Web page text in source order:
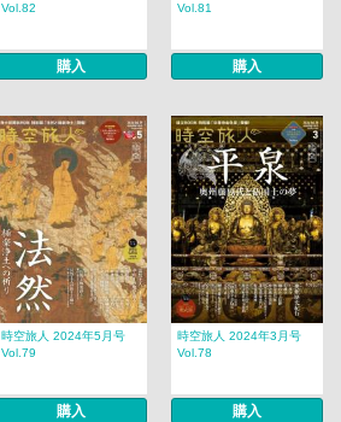
Vol.82
購入
Vol.81
購入
時空旅人 2024年5月号
Vol.79
購入
時空旅人 2024年3月号
Vol.78
購入